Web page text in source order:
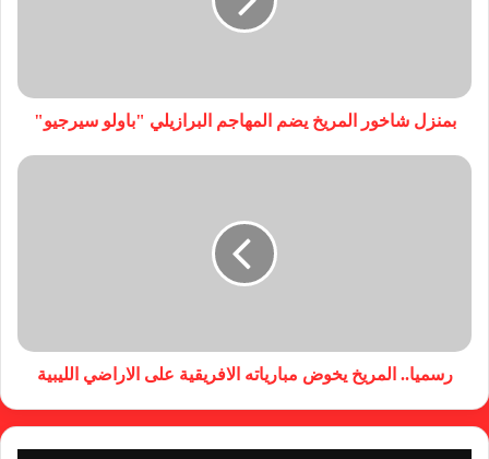
بمنزل شاخور المريخ يضم المهاجم البرازيلي "باولو سيرجيو"
رسميا.. المريخ يخوض مبارياته الافريقية على الاراضي الليبية